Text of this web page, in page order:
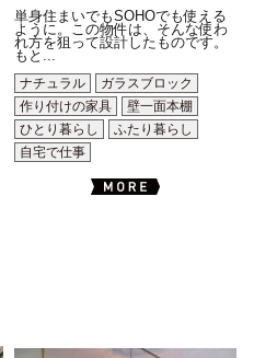
単身住まいでもSOHOでも使える
ように。この物件は、そんな使わ
れ方を狙って設計したものです。
もと...
ナチュラル
ガラスブロック
作り付けの家具
壁一面本棚
ひとり暮らし
ふたり暮らし
自宅で仕事